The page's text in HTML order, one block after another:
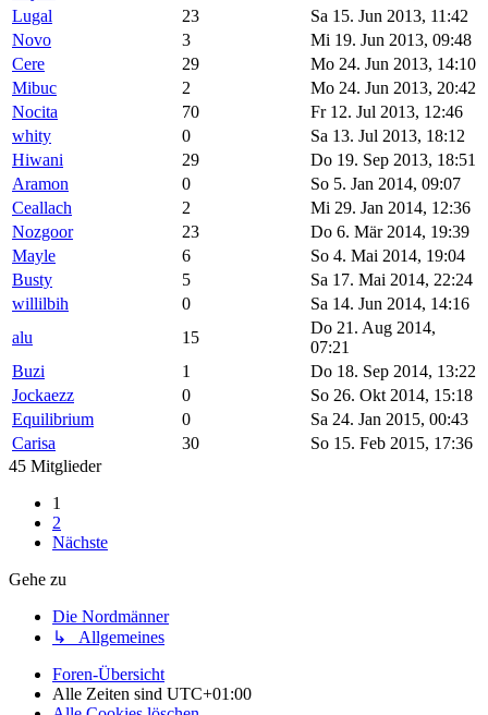
Lugal
23
Sa 15. Jun 2013, 11:42
Novo
3
Mi 19. Jun 2013, 09:48
Cere
29
Mo 24. Jun 2013, 14:10
Mibuc
2
Mo 24. Jun 2013, 20:42
Nocita
70
Fr 12. Jul 2013, 12:46
whity
0
Sa 13. Jul 2013, 18:12
Hiwani
29
Do 19. Sep 2013, 18:51
Aramon
0
So 5. Jan 2014, 09:07
Ceallach
2
Mi 29. Jan 2014, 12:36
Nozgoor
23
Do 6. Mär 2014, 19:39
Mayle
6
So 4. Mai 2014, 19:04
Busty
5
Sa 17. Mai 2014, 22:24
willilbih
0
Sa 14. Jun 2014, 14:16
alu
15
Do 21. Aug 2014,
07:21
Buzi
1
Do 18. Sep 2014, 13:22
Jockaezz
0
So 26. Okt 2014, 15:18
Equilibrium
0
Sa 24. Jan 2015, 00:43
Carisa
30
So 15. Feb 2015, 17:36
45 Mitglieder
1
2
Nächste
Gehe zu
Die Nordmänner
↳ Allgemeines
Foren-Übersicht
Alle Zeiten sind UTC+01:00